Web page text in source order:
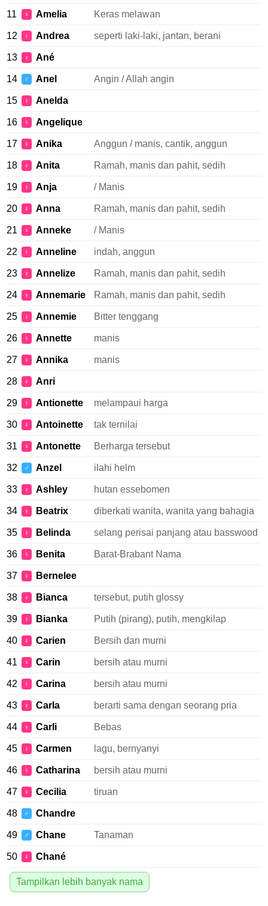
11 ♀ Amelia Keras melawan
12 ♀ Andrea seperti laki-laki, jantan, berani
13 ♀ Ané
14 ♂ Anel Angin / Allah angin
15 ♀ Anelda
16 ♀ Angelique
17 ♀ Anika Anggun / manis, cantik, anggun
18 ♀ Anita Ramah, manis dan pahit, sedih
19 ♀ Anja / Manis
20 ♀ Anna Ramah, manis dan pahit, sedih
21 ♀ Anneke / Manis
22 ♀ Anneline indah, anggun
23 ♀ Annelize Ramah, manis dan pahit, sedih
24 ♀ Annemarie Ramah, manis dan pahit, sedih
25 ♀ Annemie Bitter tenggang
26 ♀ Annette manis
27 ♀ Annika manis
28 ♀ Anri
29 ♀ Antionette melampaui harga
30 ♀ Antoinette tak ternilai
31 ♀ Antonette Berharga tersebut
32 ♂ Anzel ilahi helm
33 ♀ Ashley hutan essebomen
34 ♀ Beatrix diberkati wanita, wanita yang bahagia
35 ♀ Belinda selang perisai panjang atau basswood
36 ♀ Benita Barat-Brabant Nama
37 ♀ Bernelee
38 ♀ Bianca tersebut, putih glossy
39 ♀ Bianka Putih (pirang), putih, mengkilap
40 ♀ Carien Bersih dan murni
41 ♀ Carin bersih atau murni
42 ♀ Carina bersih atau murni
43 ♀ Carla berarti sama dengan seorang pria
44 ♀ Carli Bebas
45 ♀ Carmen lagu, bernyanyi
46 ♀ Catharina bersih atau murni
47 ♀ Cecilia tiruan
48 ♂ Chandre
49 ♂ Chane Tanaman
50 ♀ Chané
Tampilkan lebih banyak nama